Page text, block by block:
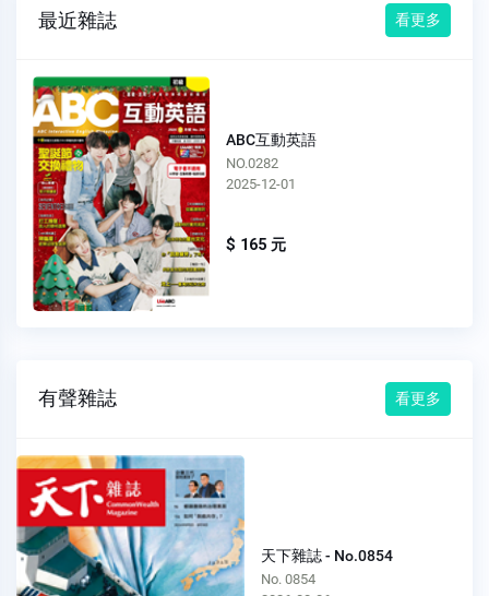
最近雜誌 看更多
ABC互動英語
NO.0281
2025-11-01
$ 165 元
有聲雜誌 看更多
天下雜誌 - No.0854
No. 0854